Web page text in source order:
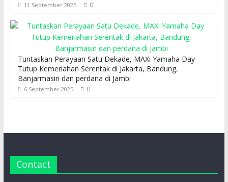
11 September 2025 0
Tuntaskan Perayaan Satu Dekade, MAXi Yamaha Day
Tutup Kemeriahan Serentak di Jakarta, Bandung,
Banjarmasin dan perdana di Jambi
6 September 2025 0
Contact